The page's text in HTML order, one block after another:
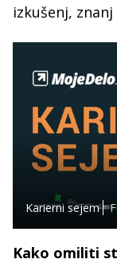
izkušenj,
Karierni sejem
Kako omiliti